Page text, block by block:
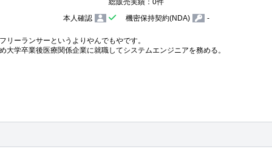
本人確認
機密保持契約(NDA) -
リーランサーというよりやんでもやです。
大学卒業後医療関係企業に就職してシステムエンジニアを務める。